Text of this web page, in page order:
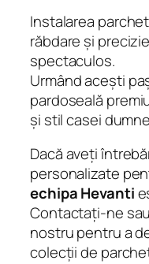
Instalarea
răbdare și
spectaculos.
Urmând acești
pardoseală
și stil casei
Dacă aveți
personalizate
echipa Hevanti
Contactați-ne
nostru pentru a
colecții de